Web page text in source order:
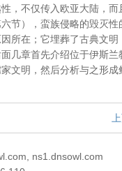
，不仅传入欧亚大陆，而
节），蛮族侵略的毁灭
所在；它埋葬了古典文明
几章首先介绍位于伊斯
文明，然后分析与之形成
ns1.dnsowl.com